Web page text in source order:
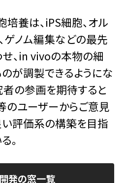
養は、iPS細胞、オル
ゲノム編集などの最先
、in vivoの本物の細
が調製できるようにな
者の参画を期待すると
のユーザーからご意見
い評価系の構築を目指
。
発の窓一覧